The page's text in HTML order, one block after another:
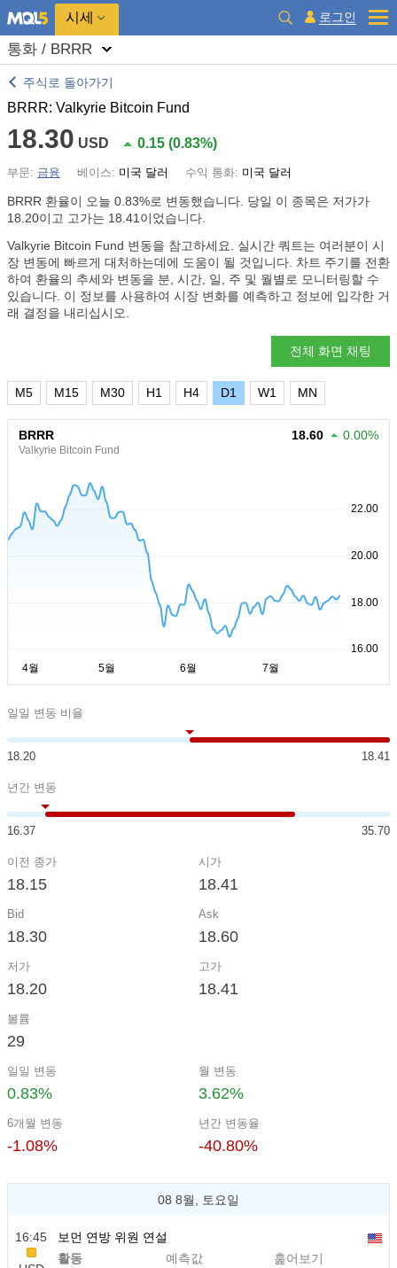
시세 로그인
통화 / BRRR
주식로 돌아가기
BRRR: Valkyrie Bitcoin Fund
18.30 USD 0.15 (0.83%)
부문: 금융 베이스: 미국 달러 수익 통화: 미국 달러
BRRR 환율이 오늘 0.83%로 변동했습니다. 당일 이 종목은 저가가
18.20이고 고가는 18.41이었습니다.
Valkyrie Bitcoin Fund 변동을 참고하세요. 실시간 쿼트는 여러분이 시
장 변동에 빠르게 대처하는데에 도움이 될 것입니다. 차트 주기를 전환
하여 환율의 추세와 변동을 분, 시간, 일, 주 및 월별로 모니터링할 수
있습니다. 이 정보를 사용하여 시장 변화를 예측하고 정보에 입각한 거
래 결정을 내리십시오.
전체 화면 채팅
M5 M15 M30 H1 H4 D1 W1 MN
BRRR
Valkyrie Bitcoin Fund
18.60 0.00%
일일 변동 비율
18.20 18.41
년간 변동
16.37 35.70
이전 종가
18.15
시가
18.41
Bid
18.30
Ask
18.60
저가
18.20
고가
18.41
볼륨
29
일일 변동
0.83%
월 변동
3.62%
6개월 변동
-1.08%
년간 변동율
-40.80%
08 8월, 토요일
16:45
보먼 연방 위원 연설
활동
예측값 훑어보기